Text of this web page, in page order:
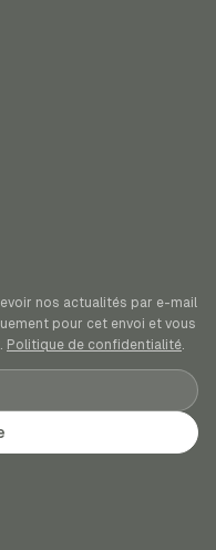
nos actualités par e-mail
pour cet envoi et vous
Politique de confidentialité.